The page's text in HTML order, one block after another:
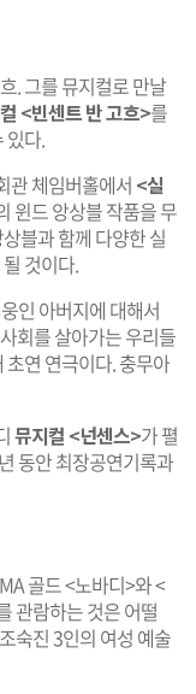
. 그를 뮤지컬로 만날
<빈센트 반 고흐>를
있다.
관 체임버홀에서 <실
윈드 앙상블 작품을 무
블과 함께 다양한 실
것이다.
인 아버지에 대해서
회를 살아가는 우리들
연 연극이다. 충무아
뮤지컬 <넌센스>가 펼
동안 최장공연기록과
골드 <노바디>와 <
관람하는 것은 어떨
숙진 3인의 여성 예술